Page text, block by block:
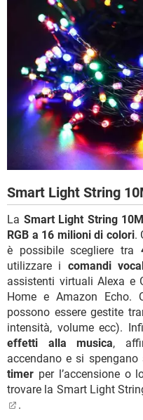
Smart Light String
La Smart Light String 10M
RGB a 16 milioni di colori.
è possibile scegliere tra
utilizzare i comandi
assistenti virtuali Alexa e
Home e Amazon Echo.
possono essere gestite
intensità, volume ecc).
effetti alla musica,
accendano e si
timer per l’accensione o
trovare la Smart Light
.